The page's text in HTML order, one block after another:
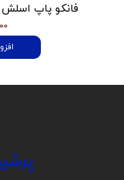
فانکو پاپ اسلش Guns 'N Roses - Slash (51)